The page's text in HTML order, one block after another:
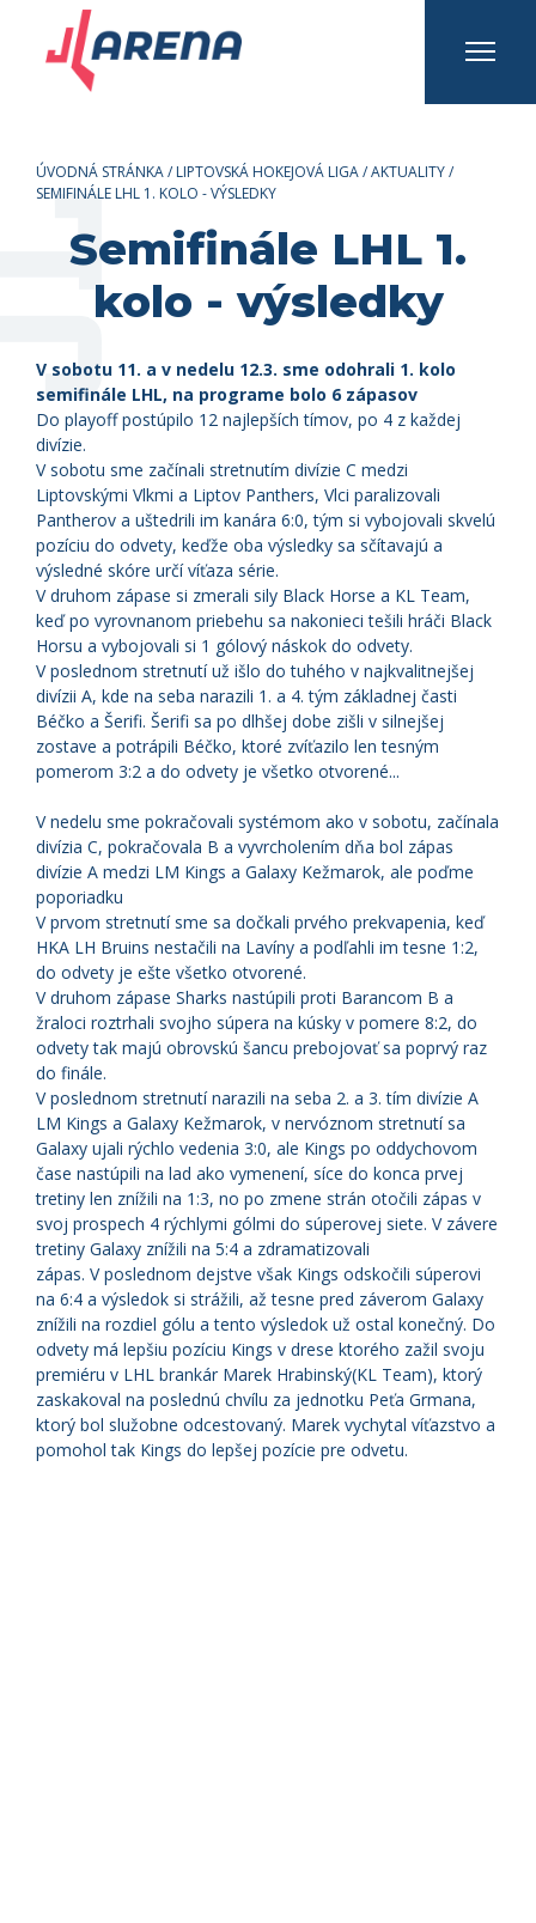
ÚVODNÁ STRÁNKA/ LIPTOVSKÁ HOKEJOVÁ LIGA/AKTUALITY/
SEMIFINÁLE LHL 1. KOLO - VÝSLEDKY
Semifinále LHL 1.
kolo - výsledky
V sobotu 11. a v nedelu 12.3. sme odohrali 1. kolo
semifinále LHL, na programe bolo 6 zápasov
Do playoff postúpilo 12 najlepších tímov, po 4 z každej
divízie.
V sobotu sme začínali stretnutím divízie C medzi
Liptovskými Vlkmi a Liptov Panthers, Vlci paralizovali
Pantherov a uštedrili im kanára 6:0, tým si vybojovali skvelú
pozíciu do odvety, keďže oba výsledky sa sčítavajú a
výsledné skóre určí víťaza série.
V druhom zápase si zmerali sily Black Horse a KL Team,
keď po vyrovnanom priebehu sa nakonieci tešili hráči Black
Horsu a vybojovali si 1 gólový náskok do odvety.
V poslednom stretnutí už išlo do tuhého v najkvalitnejšej
divízii A, kde na seba narazili 1. a 4. tým základnej časti
Béčko a Šerifi. Šerifi sa po dlhšej dobe zišli v silnejšej
zostave a potrápili Béčko, ktoré zvíťazilo len tesným
pomerom 3:2 a do odvety je všetko otvorené...
V nedelu sme pokračovali systémom ako v sobotu, začínala
divízia C, pokračovala B a vyvrcholením dňa bol zápas
divízie A medzi LM Kings a Galaxy Kežmarok, ale poďme
poporiadku
V prvom stretnutí sme sa dočkali prvého prekvapenia, keď
HKA LH Bruins nestačili na Lavíny a podľahli im tesne 1:2,
do odvety je ešte všetko otvorené.
V druhom zápase Sharks nastúpili proti Barancom B a
žraloci roztrhali svojho súpera na kúsky v pomere 8:2, do
odvety tak majú obrovskú šancu prebojovať sa poprvý raz
do finále.
V poslednom stretnutí narazili na seba 2. a 3. tím divízie A
LM Kings a Galaxy Kežmarok, v nervóznom stretnutí sa
Galaxy ujali rýchlo vedenia 3:0, ale Kings po oddychovom
čase nastúpili na lad ako vymenení, síce do konca prvej
tretiny len znížili na 1:3, no po zmene strán otočili zápas v
svoj prospech 4 rýchlymi gólmi do súperovej siete. V závere
tretiny Galaxy znížili na 5:4 a zdramatizovali
zápas. V poslednom dejstve však Kings odskočili súperovi
na 6:4 a výsledok si strážili, až tesne pred záverom Galaxy
znížili na rozdiel gólu a tento výsledok už ostal konečný. Do
odvety má lepšiu pozíciu Kings v drese ktorého zažil svoju
premiéru v LHL brankár Marek Hrabinský(KL Team), ktorý
zaskakoval na poslednú chvílu za jednotku Peťa Grmana,
ktorý bol služobne odcestovaný. Marek vychytal víťazstvo a
pomohol tak Kings do lepšej pozície pre odvetu.